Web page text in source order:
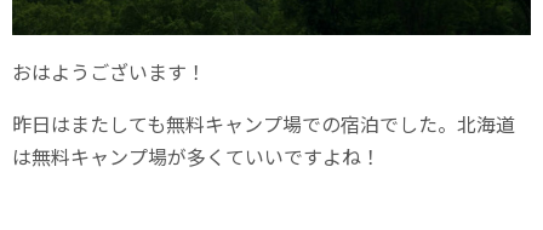
おはようございます！
昨日はまたしても無料キャンプ場での宿泊でした。北海道
は無料キャンプ場が多くていいですよね！